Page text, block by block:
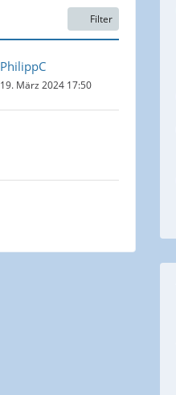
Filter
PhilippC
19. März 2024 17:50